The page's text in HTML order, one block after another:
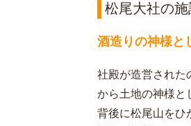
松尾大社の
酒造りの神様と
社殿が造営された
から土地の神様と
背後に松尾山をひ